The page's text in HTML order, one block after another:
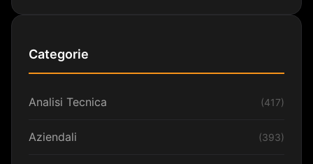
Categorie
Analisi Tecnica (417)
Aziendali (393)